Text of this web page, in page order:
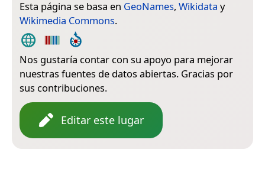
Esta página se basa en GeoNames, Wikidata y
Wikimedia Commons.
Nos gustaría contar con su apoyo para mejorar
nuestras fuentes de datos abiertas. Gracias por
sus contribuciones.
Editar este lugar